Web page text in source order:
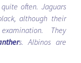
often. Jaguars
although their
They
s. Albinos are